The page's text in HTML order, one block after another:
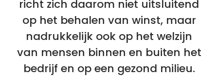
richt zich daarom niet uitsluitend
op het behalen van winst, maar
nadrukkelijk ook op het welzijn
van mensen binnen en buiten het
bedrijf en op een gezond milieu.